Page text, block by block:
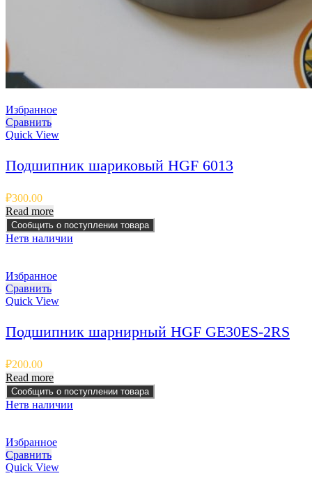
Избранное
Сравнить
Quick View
Подшипник шариковый HGF 6013
₽300.00
Read more
Сообщить о поступлении товара
Нетв наличии
Избранное
Сравнить
Quick View
Подшипник шарнирный HGF GE30ES-2RS
₽200.00
Read more
Сообщить о поступлении товара
Нетв наличии
Избранное
Сравнить
Quick View